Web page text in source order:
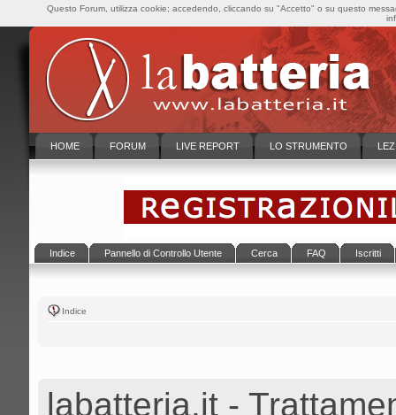
HOME FORUM LIVE REPORT LO STRUMENTO
Indice Pannello di Controllo Utente Cerca FAQ Iscritti
Indice
labatteria.it -
Questo Forum, utilizza cookie; accedendo, cliccando su "Accetto" o su questo